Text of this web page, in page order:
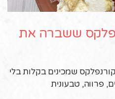
ששברה את
שמכינים בקלות בלי
פרווה, טבעונית